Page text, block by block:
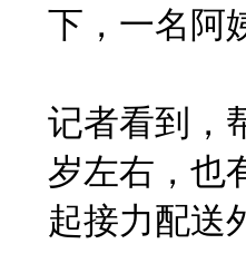
下，一名阿
记者看到，
岁左右，也
起接力配送